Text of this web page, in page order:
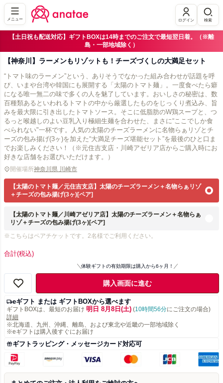
メニュー ログイン 検索
【土日祝も配送対応】ギフトBOXは14時までのご注文で最短翌日着。（※離
島・一部地域除く）
【神奈川】ラーメンもリゾットも！チーズづくしの大満足セット
“トマト味のラーメン”という、ありそうでなかった組み合わせが話題を呼
び、いまや台湾や韓国にも展開する「太陽のトマト麺」。一度食べたら癖
になる唯一無二の味で多くの人を魅了しています。おいしさの秘密は、数
百種類あるといわれるトマトの中から厳選したものをじっくり煮込み、旨
みを最大限に引き出したトマトソース。そこに低脂肪のW鶏スープと、つ
るっと喉越しのよい豆乳入り極細生麺を合わせた、まさに“ここでしか食
べられない"一杯です。人気の太陽のチーズラーメンに名物らぁリゾとチ
ーズの包み揚げ(3ヶ)を加えた“大満足チーズ堪能セット”を最後のひと口ま
でお楽しみください！（※元住吉支店・川崎アゼリア店からご購入時にお
好きな店舗をお選びいただけます。）
開催場所神奈川県 川崎市
【太陽のトマト麺／元住吉支店】太陽のチーズラーメン＋名物らぁリゾ
＋チーズの包み揚げ(3ヶ)[ペア]
【太陽のトマト麺／川崎アゼリア店】太陽のチーズラーメン＋名物らぁ
リゾ＋チーズの包み揚げ(3ヶ)[ペア]
※こちらはペアチケットです。2名様でご利用ください。
合計(税込)
体験ギフトの有効期限は購入から6ヶ月！
購入画面に進む
eギフト または ギフトBOXから選べます
ギフトBOXは、最短のお届け 明日 8月8日(土) (10時間56分にご注文の場合)
詳細
※北海道、九州、沖縄、離島、および東北や近畿の一部地域除く
※eギフトは購入後すぐにお届け
ギフトラッピング・メッセージカード対応可